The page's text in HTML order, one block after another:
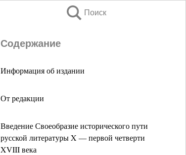
Поиск
Содержание
Информация об издании
От редакции
Введение Своеобразие исторического пути
русской литературы X — первой четверти
XVIII века